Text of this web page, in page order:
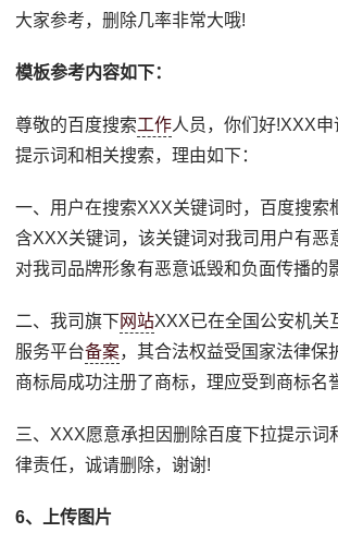
大家参考，删除几率非常大哦!
模板参考内容如下：
尊敬的百度搜索工作人员，你们好!XXX
提示词和相关搜索，理由如下：
一、用户在搜索XXX关键词时，百度搜索
含XXX关键词，该关键词对我司用户有恶
对我司品牌形象有恶意诋毁和负面传播的
二、我司旗下网站XXX已在全国公安机关
服务平台备案，其合法权益受国家法律保
商标局成功注册了商标，理应受到商标名
三、XXX愿意承担因删除百度下拉提示词
律责任，诚请删除，谢谢!
6、上传图片